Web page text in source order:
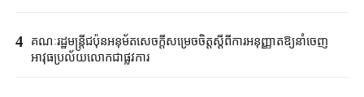
4 គណៈរដ្ឋមន្ត្រីជប៉ុនអនុម័តសេចក្តីសម្រេចចិត្តស្តីពីការអនុញ្ញាតឱ្យនាំចេញ
អាវុធប្រល័យលោកជាផ្លូវការ